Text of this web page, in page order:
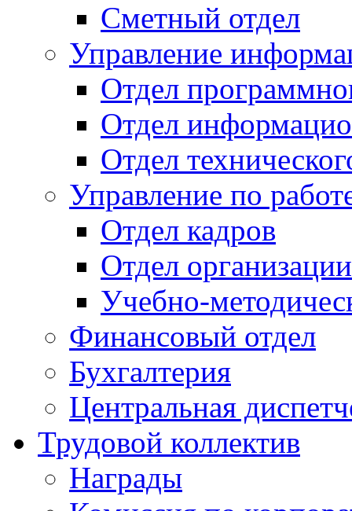
Сметный отдел
Управление
Отдел
Отдел
Отдел
Управление по
Отдел кадров
Отдел
Учебно-
Финансовый отдел
Бухгалтерия
Центральная
Трудовой коллектив
Награды